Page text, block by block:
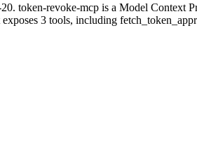
token-revoke-mcp is a Model
3 tools, including